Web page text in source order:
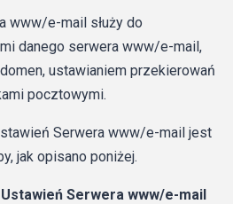
www/e-mail służy do
danego serwera www/e-mail,
ustawianiem przekierowań
pocztowymi.
Serwera www/e-mail jest
jak opisano poniżej.
Serwera www/e-mail